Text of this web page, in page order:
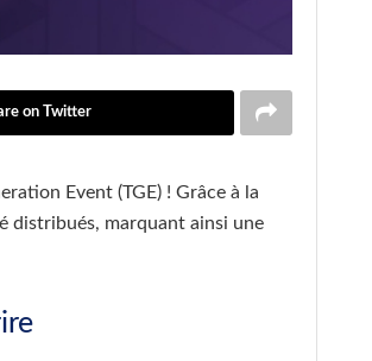
on Twitter
Event (TGE) ! Grâce à la
distribués, marquant ainsi une